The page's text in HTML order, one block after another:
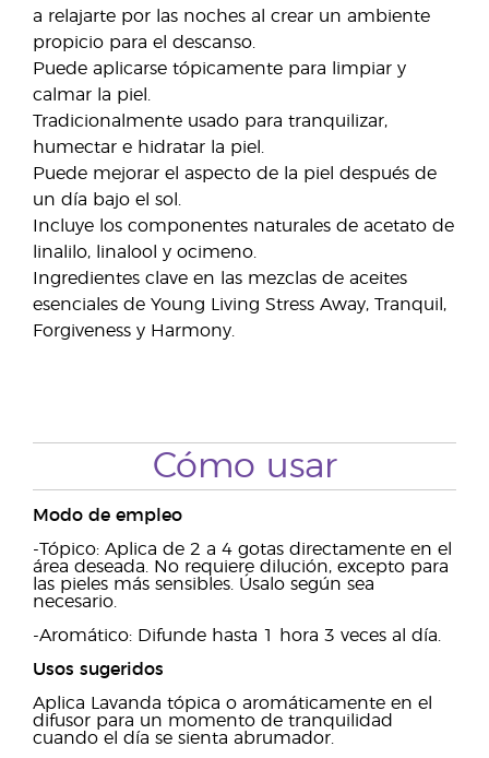
a relajarte por las noches al crear un ambiente
propicio para el descanso.
Puede aplicarse tópicamente para limpiar y
calmar la piel.
Tradicionalmente usado para tranquilizar,
humectar e hidratar la piel.
Puede mejorar el aspecto de la piel después de
un día bajo el sol.
Incluye los componentes naturales de acetato de
linalilo, linalool y ocimeno.
Ingredientes clave en las mezclas de aceites
esenciales de Young Living Stress Away, Tranquil,
Forgiveness y Harmony.
Cómo usar
Modo de empleo
-Tópico: Aplica de 2 a 4 gotas directamente en el
área deseada. No requiere dilución, excepto para
las pieles más sensibles. Úsalo según sea
necesario.
-Aromático: Difunde hasta 1 hora 3 veces al día.
Usos sugeridos
Aplica Lavanda tópica o aromáticamente en el
difusor para un momento de tranquilidad
cuando el día se sienta abrumador.